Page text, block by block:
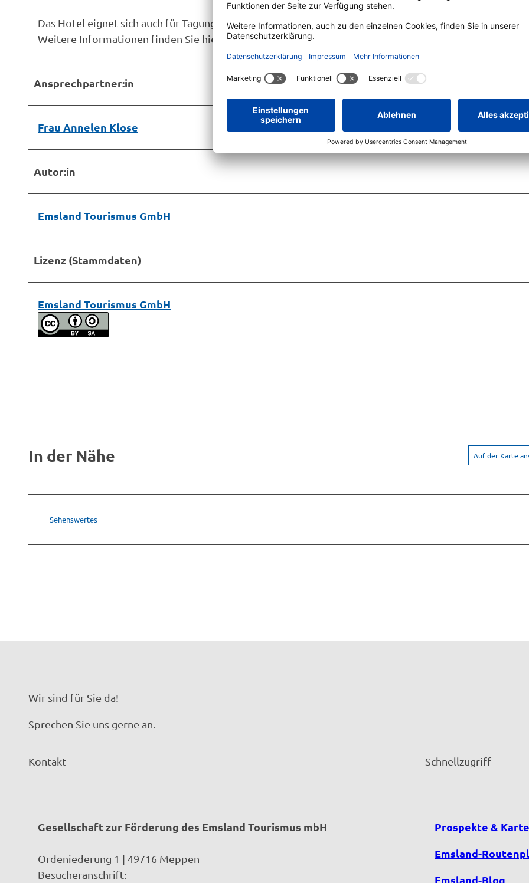
Das Hotel eignet sich auch für Tagungen.
Weitere Informationen finden Sie hier: www.aselager-muehle.de/veranstaltung/tagung/
Ansprechpartner:in
Frau Annelen Klose
Autor:in
Emsland Tourismus GmbH
Lizenz (Stammdaten)
Emsland Tourismus GmbH
In der Nähe Auf der Karte
Sehenswertes
Wir sind für Sie da!
Sprechen Sie uns gerne an.
Kontakt
Gesellschaft zur Förderung des Emsland Tourismus mbH
Ordeniederung 1 | 49716 Meppen
Besucheranschrift:
Schnellzugriff
Prospekte &
Emsland-
Emsland-Blog